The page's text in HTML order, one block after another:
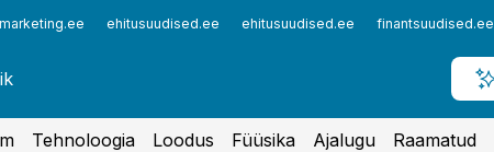
ehitusuudised.ee ehitusuudised.ee finantsuudised.ee
Tehnoloogia Loodus Füüsika Ajalugu Raamatud